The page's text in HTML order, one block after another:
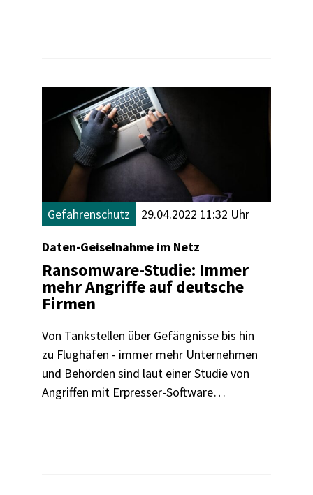
Gefahrenschutz 29.04.2022 11:32 Uhr
Daten-Geiselnahme im Netz
Ransomware-Studie: Immer
mehr Angriffe auf deutsche
Firmen
Von Tankstellen über Gefängnisse bis hin
zu Flughäfen - immer mehr Unternehmen
und Behörden sind laut einer Studie von
Angriffen mit Erpresser-Software